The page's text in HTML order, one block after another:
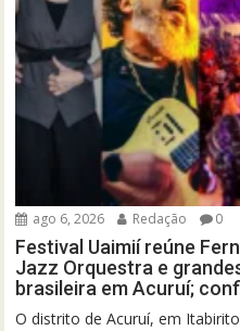
ago 6, 2026 Redação 0
Festival Uaimií reúne
Jazz Orquestra e
brasileira em Acuruí;
O distrito de Acuruí, em